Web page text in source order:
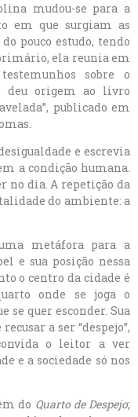
mudou-se para a
em que surgiam as
pouco estudo, tendo
ela reunia em
sobre o
deu origem ao livro
publicado em
e escrevia
a condição humana.
no dia. A repetição da
do ambiente: a
metáfora para a
e sua posição nessa
o centro da cidade é
onde se joga o
se quer esconder. Sua
a ser “despejo”,
o leitor a ver
e a sociedade só nos
do Quarto de Despejo;